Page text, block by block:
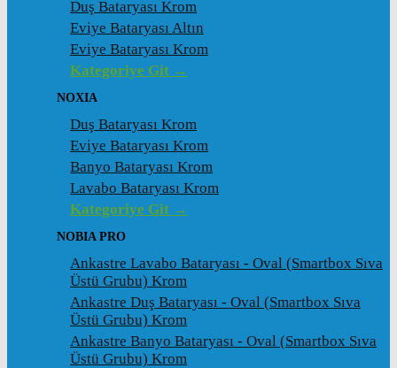
Duş Bataryası Krom
Eviye Bataryası Altın
Eviye Bataryası Krom
Kategoriye Git →
NOXIA
Duş Bataryası Krom
Eviye Bataryası Krom
Banyo Bataryası Krom
Lavabo Bataryası Krom
Kategoriye Git →
NOBIA PRO
Ankastre Lavabo Bataryası - Oval (Smartbox Sıva
Üstü Grubu) Krom
Ankastre Duş Bataryası - Oval (Smartbox Sıva
Üstü Grubu) Krom
Ankastre Banyo Bataryası - Oval (Smartbox Sıva
Üstü Grubu) Krom